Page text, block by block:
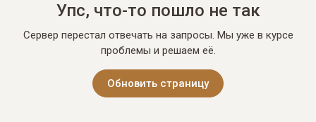
Упс, что-то пошло не так
Сервер перестал отвечать на запросы. Мы уже в курсе
проблемы и решаем её.
Обновить страницу